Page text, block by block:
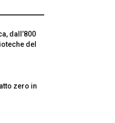
dall’800
del
zero in